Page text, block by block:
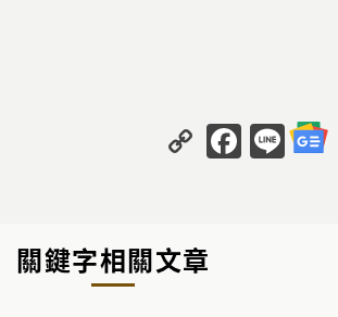
C
o
y
Li
F
a
Li
n
關鍵字相關文章